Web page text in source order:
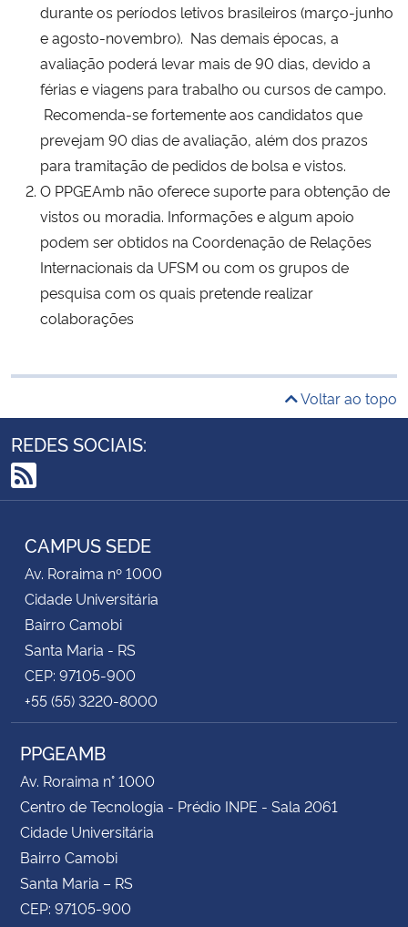
durante os períodos letivos brasileiros (março-junho
e agosto-novembro). Nas demais épocas, a
avaliação poderá levar mais de 90 dias, devido a
férias e viagens para trabalho ou cursos de campo.
Recomenda-se fortemente aos candidatos que
prevejam 90 dias de avaliação, além dos prazos
para tramitação de pedidos de bolsa e vistos.
O PPGEAmb não oferece suporte para obtenção de
vistos ou moradia. Informações e algum apoio
podem ser obtidos na Coordenação de Relações
Internacionais da UFSM ou com os grupos de
pesquisa com os quais pretende realizar
colaborações
Voltar ao topo
REDES SOCIAIS:
RSS
CAMPUS SEDE
Av. Roraima nº 1000
Cidade Universitária
Bairro Camobi
Santa Maria - RS
CEP: 97105-900
+55 (55) 3220-8000
PPGEAMB
Av. Roraima n° 1000
Centro de Tecnologia - Prédio INPE - Sala 2061
Cidade Universitária
Bairro Camobi
Santa Maria – RS
CEP: 97105-900